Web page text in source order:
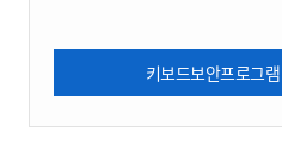
키보드보안프로그